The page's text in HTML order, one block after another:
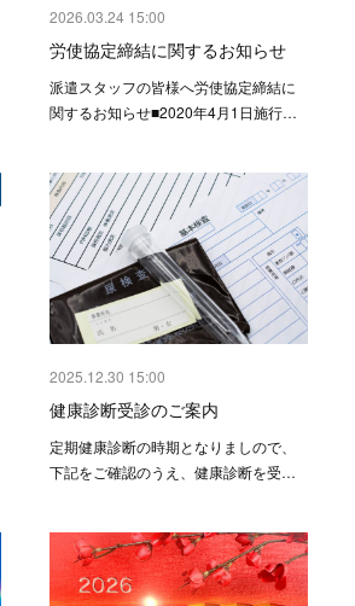
2026.03.24 15:00
労使協定締結に関するお知らせ
派遣スタッフの皆様へ労使協定締結に
関するお知らせ■2020年4月1日施行…
2025.12.30 15:00
健康診断受診のご案内
定期健康診断の時期となりましので、
下記をご確認のうえ、健康診断を受…